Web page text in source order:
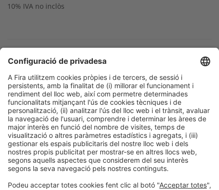
10% IVA no inclòs
Possibilitat de
personalitzar el teu
lona
1 Lona 400 x 249 cm912 €
2 Lones 400 x 249 cm1.613,54 €